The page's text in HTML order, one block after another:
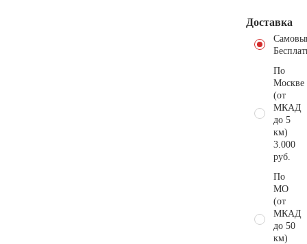
Доставка
По
Москве
(от
МКАД
до 5
км)
3.000
руб.
По
МО
(от
МКАД
до 50
км)